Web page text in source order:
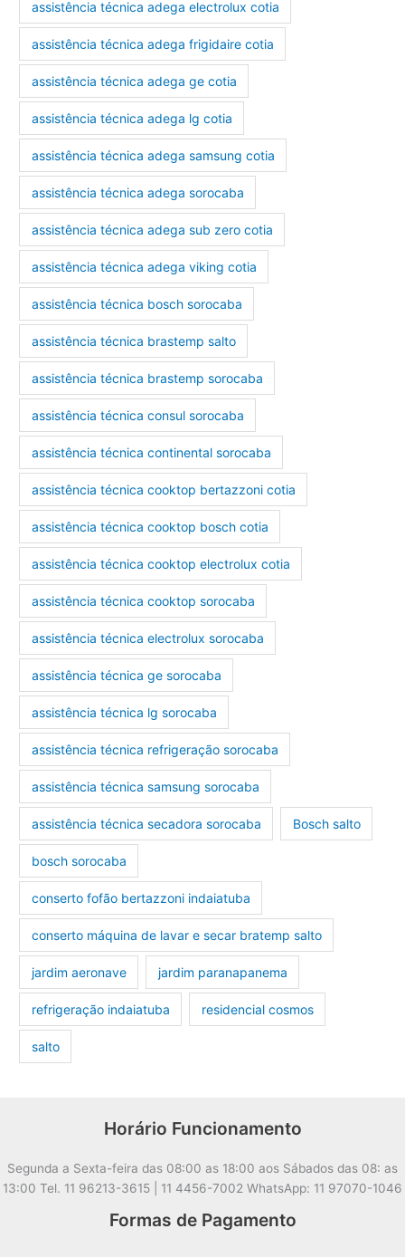
assistência técnica adega electrolux cotia
assistência técnica adega frigidaire cotia
assistência técnica adega ge cotia
assistência técnica adega lg cotia
assistência técnica adega samsung cotia
assistência técnica adega sorocaba
assistência técnica adega sub zero cotia
assistência técnica adega viking cotia
assistência técnica bosch sorocaba
assistência técnica brastemp salto
assistência técnica brastemp sorocaba
assistência técnica consul sorocaba
assistência técnica continental sorocaba
assistência técnica cooktop bertazzoni cotia
assistência técnica cooktop bosch cotia
assistência técnica cooktop electrolux cotia
assistência técnica cooktop sorocaba
assistência técnica electrolux sorocaba
assistência técnica ge sorocaba
assistência técnica lg sorocaba
assistência técnica refrigeração sorocaba
assistência técnica samsung sorocaba
assistência técnica secadora sorocaba Bosch salto
bosch sorocaba
conserto fofão bertazzoni indaiatuba
conserto máquina de lavar e secar bratemp salto
jardim aeronave jardim paranapanema
refrigeração indaiatuba residencial cosmos
salto
Horário Funcionamento
Segunda a Sexta-feira das 08:00 as 18:00 aos Sábados das 08: as
13:00 Tel. 11 96213-3615 | 11 4456-7002 WhatsApp: 11 97070-1046
Formas de Pagamento